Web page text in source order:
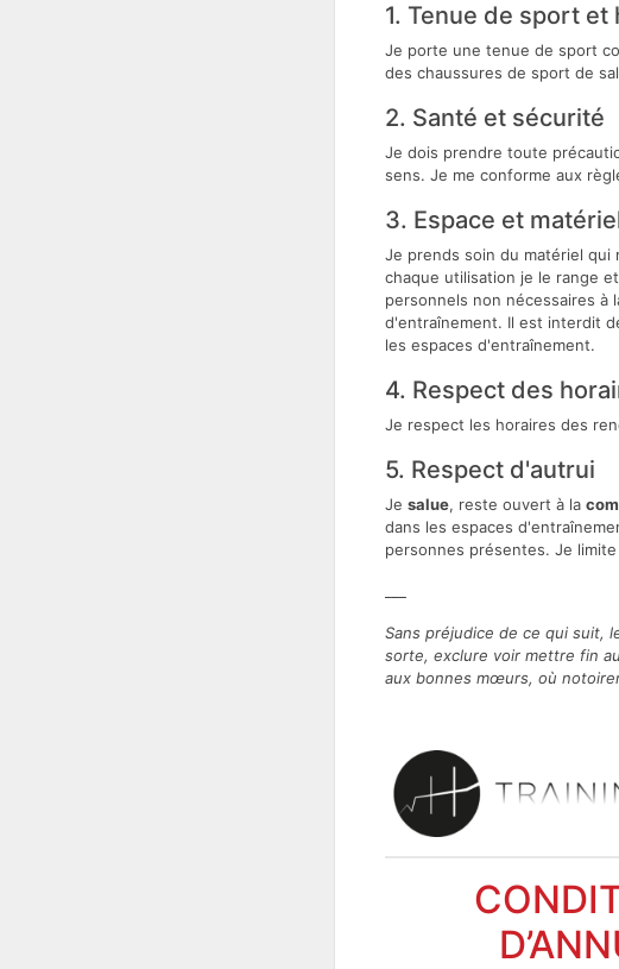
1. Tenue de sport et
Je porte une tenue de sport
des chaussures de sport de
2. Santé et sécurité
Je dois prendre toute
sens. Je me conforme aux
3. Espace et
Je prends soin du matériel qui
chaque utilisation je le range
personnels non nécessaires à
d'entraînement. Il est interdit
les espaces d'entraînement.
4. Respect des
Je respect les horaires des
5. Respect d'autrui
Je salue, reste ouvert à la
dans les espaces
personnes présentes. Je
Sans préjudice de ce qui suit,
sorte, exclure voir mettre fin
aux bonnes mœurs, où